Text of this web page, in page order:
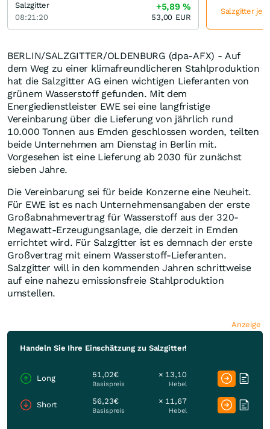
BERLIN/SALZGITTER/OLDENBURG (dpa-AFX) - Auf
dem Weg zu einer klimafreundlicheren Stahlproduktion
hat die Salzgitter AG einen wichtigen Lieferanten von
grünem Wasserstoff gefunden. Mit dem
Energiedienstleister EWE sei eine langfristige
Vereinbarung über die Lieferung von jährlich rund
10.000 Tonnen aus Emden geschlossen worden, teilten
beide Unternehmen am Dienstag in Berlin mit.
Vorgesehen ist eine Lieferung ab 2030 für zunächst
sieben Jahre.
Die Vereinbarung sei für beide Konzerne eine Neuheit.
Für EWE ist es nach Unternehmensangaben der erste
Großabnahmevertrag für Wasserstoff aus der 320-
Megawatt-Erzeugungsanlage, die derzeit in Emden
errichtet wird. Für Salzgitter ist es demnach der erste
Großvertrag mit einem Wasserstoff-Lieferanten.
Salzgitter will in den kommenden Jahren schrittweise
auf eine nahezu emissionsfreie Stahlproduktion
umstellen.
Anzeige
Handeln Sie Ihre Einschätzung zu Salzgitter!
Long 51,02€
Basispreis
× 13,10
Hebel
Short 56,23€
Basispreis
× 11,67
Hebel
Salzgitter
08:21:20
+5,89%
53,00 EUR
Salzgitter